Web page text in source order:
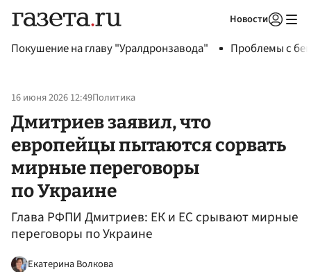
Новости
Покушение на главу "Уралдронзавода" Проблемы с
16 июня 2026 12:49Политика
Дмитриев заявил, что
европейцы пытаются сорвать
мирные переговоры
по Украине
Глава РФПИ Дмитриев: ЕК и ЕС срывают мирные
переговоры по Украине
Екатерина Волкова